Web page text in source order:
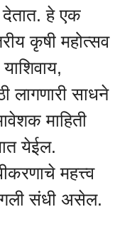
हे एक
कृषी महोत्सव
लागणारी साधने
माहिती
येईल.
महत्त्व
संधी असेल.